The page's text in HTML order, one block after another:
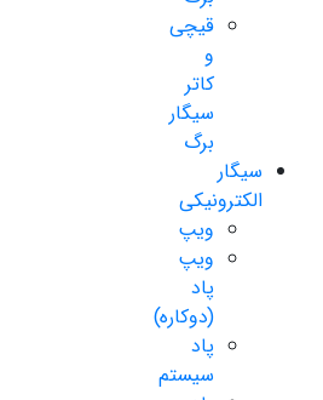
قیچی
و
کاتر
سیگار
برگ
سیگار
الکترونیکی
ویپ
ویپ
پاد
(دوکاره)
پاد
سیستم